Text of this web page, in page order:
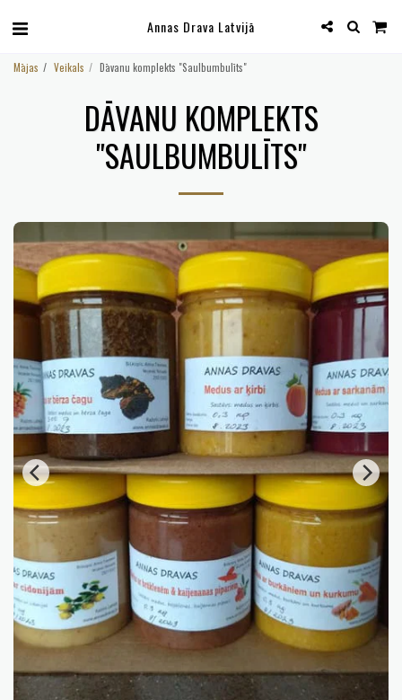
Annas Drava Latvijā
Mājas Veikals Dāvanu komplekts "Saulbumbulīts"
DĀVANU KOMPLEKTS
"SAULBUMBULĪTS"